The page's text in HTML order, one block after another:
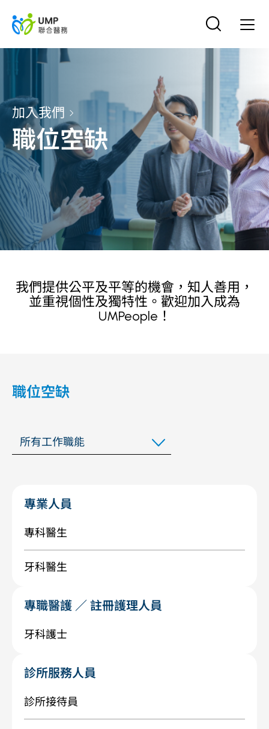
加入我們
職位空缺
我們提供公平及平等的機會，知人善用，
並重視個性及獨特性。歡迎加入成為
UMPeople！
職位空缺
所有工作職能
專業人員
專科醫生
牙科醫生
專職醫護 ／ 註冊護理人員
牙科護士
診所服務人員
診所接待員